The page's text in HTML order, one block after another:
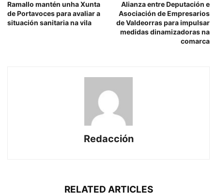
Ramallo mantén unha Xunta
de Portavoces para avaliar a
situación sanitaria na vila
Alianza entre Deputación e
Asociación de Empresarios
de Valdeorras para impulsar
medidas dinamizadoras na
comarca
Redacción
RELATED ARTICLES